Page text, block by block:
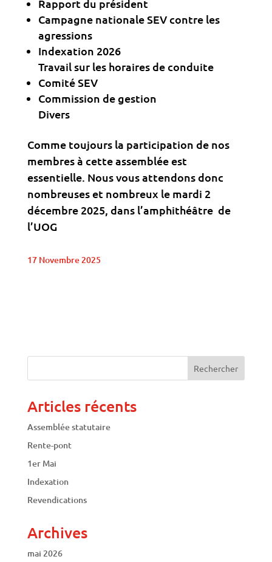
Rapport du président
Campagne nationale SEV contre les
agressions
Indexation 2026
Travail sur les horaires de conduite
Comité SEV
Commission de gestion
Divers
Comme toujours la participation de nos
membres à cette assemblée est
essentielle. Nous vous attendons donc
nombreuses et nombreux le mardi 2
décembre 2025, dans l’amphithéâtre de
l’UOG
17 Novembre 2025
Articles récents
Assemblée statutaire
Rente-pont
1er Mai
Indexation
Revendications
Archives
mai 2026